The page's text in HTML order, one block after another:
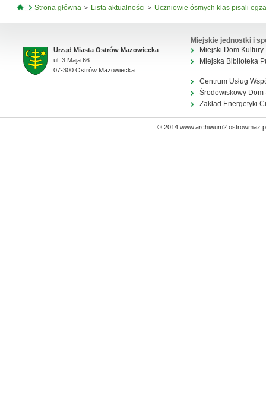
Jesteś tutaj
Strona główna Lista aktualności Uczniowie ósmych klas pisali
Urząd Miasta Ostrów Mazowiecka
ul. 3 Maja 66
07-300 Ostrów Mazowiecka
Miejskie jednostki i
Miejski Dom Kultury
Miejska Biblioteka
Centrum Usług
Środowiskowy Dom
Zakład Energetyki
© 2014